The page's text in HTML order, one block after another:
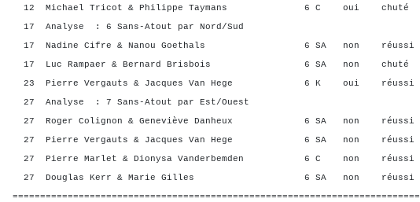
12 Michael Tricot & Philippe Taymans 6 C oui chuté
17 Analyse : 6 Sans-Atout par Nord/Sud
17 Nadine Cifre & Nanou Goethals 6 SA non réussi
17 Luc Rampaer & Bernard Brisbois 6 SA non chuté
23 Pierre Vergauts & Jacques Van Hege 6 K oui réussi
27 Analyse : 7 Sans-Atout par Est/Ouest
27 Roger Colignon & Geneviève Danheux 6 SA non réussi
27 Pierre Vergauts & Jacques Van Hege 6 SA non réussi
27 Pierre Marlet & Dionysa Vanderbemden 6 C non réussi
27 Douglas Kerr & Marie Gilles 6 SA non réussi
==========================================================================